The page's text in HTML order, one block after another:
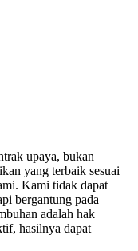
upaya, bukan
yang terbaik sesuai
Kami tidak dapat
bergantung pada
adalah hak
hasilnya dapat